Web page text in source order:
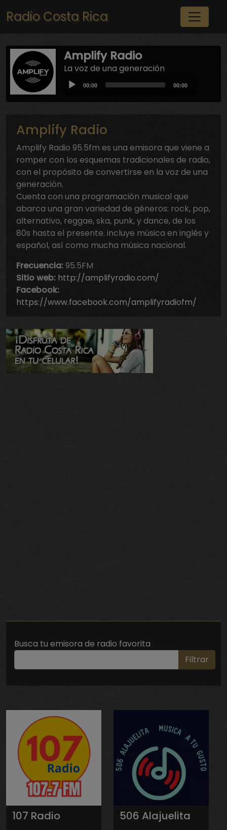
Pasar al contenido principal
Radio Costa Rica
Amplify Radio
La voz de una generación
Audio
Player
Current
00:00
Total
00:00
Amplify Radio
Amplify Radio 95.5fm es una emisora que viene a
romper con los esquemas tradicionales de radio,
con el propósito de convertirse en la voz de una
generación.
Cuenta con una programación musical que
abarca una gran variedad de géneros: rock, pop,
alternativo, reggae, ska, punk, y dance, de los
80s hasta el presente. incluye música en inglés y
español, así como mucha música nacional.
Frecuencia:95.5FM
Sitio web: http://amplifyradio.com/
Facebook:
https://www.facebook.com/amplifyradiofm/
Busca tu emisora de radio favorita
Filtrar
107 Radio 506 Alajuelita